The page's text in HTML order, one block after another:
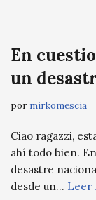
En
un
por mirkomescia
Ciao ragazzi,
ahí todo bien.
desastre
desde un… Leer